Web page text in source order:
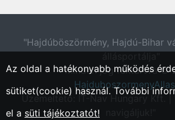
"Hajdúböszörmény, Hajdú-Bihar
Minden jog fentartva ©
Üzemeltető: IT-Nav Hungary Kft. |
Az oldal a hatékonyabb működés
sütiket(cookie) használ. További
el a süti tájékoztatót!